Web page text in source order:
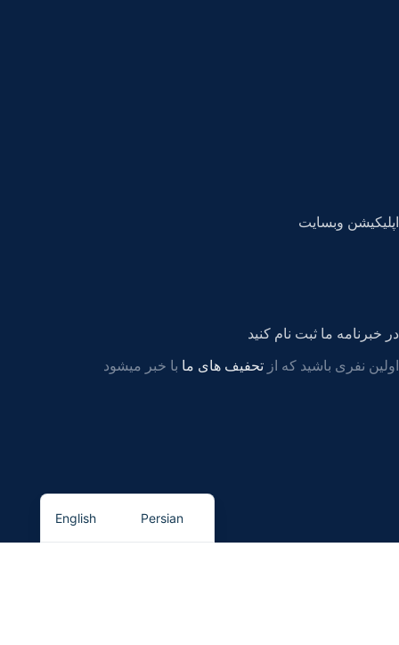
اپلیکیشن وبسایت
در خبرنامه ما ثبت نام کنید
اولین نفری باشید که از تحفیف های ما با خبر میشود
Persian
English